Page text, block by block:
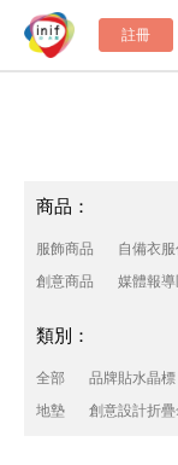
註冊
商品：
服飾商品 自備衣服
創意商品
媒體報導
類別：
全部 品牌貼水晶標
地墊
創意設計折